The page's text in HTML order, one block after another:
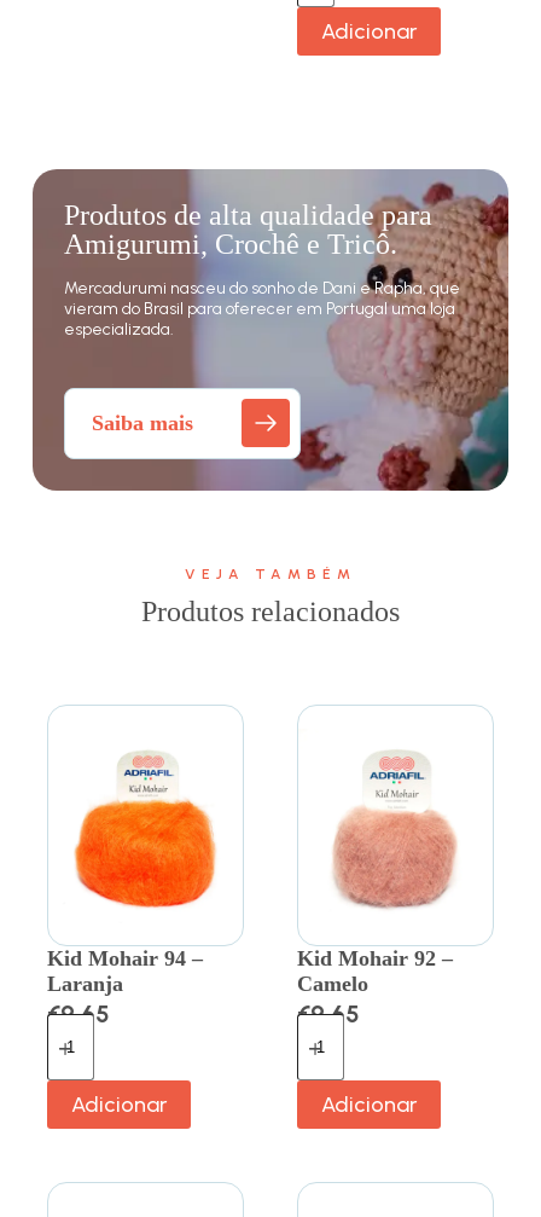
Adicionar
Produtos de alta qualidade para
Amigurumi, Crochê e Tricô.
Mercadurumi nasceu do sonho de Dani e Rapha, que
vieram do Brasil para oferecer em Portugal uma loja
especializada.
Saiba mais
VEJA TAMBÉM
Produtos relacionados
Kid Mohair 94 –
Laranja
€9.65
Adicionar
Kid Mohair 92 –
Camelo
€9.65
Adicionar